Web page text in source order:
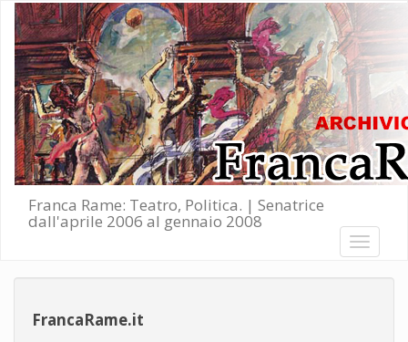
Salta al contenuto principale
Franca Rame: Teatro, Politica. | Senatrice
dall'aprile 2006 al gennaio 2008
Toggle
FrancaRame.it